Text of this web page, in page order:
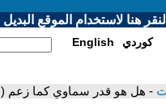
هنا لاستخدام الموقع البديل
English كوردي
- هل هو قدر سماوي كما زعم